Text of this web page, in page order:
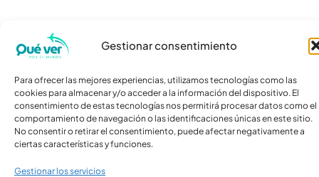
Gestionar consentimiento
Para ofrecer las mejores experiencias, utilizamos tecnologías como las
cookies para almacenar y/o acceder a la información del dispositivo. El
consentimiento de estas tecnologías nos permitirá procesar datos como el
comportamiento de navegación o las identificaciones únicas en este sitio.
No consentir o retirar el consentimiento, puede afectar negativamente a
ciertas características y funciones.
Gestionar los servicios